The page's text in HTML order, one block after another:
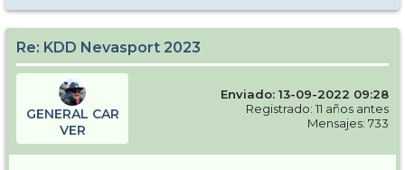
Re: KDD Nevasport 2023
GENERAL CAR
VER
Enviado: 13-09-2022 09:28
Registrado: 11 años antes
Mensajes: 733